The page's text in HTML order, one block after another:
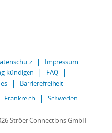
Impressum
kündigen
FAQ
Barrierefreiheit
Frankreich Schweden
Ströer Connections GmbH